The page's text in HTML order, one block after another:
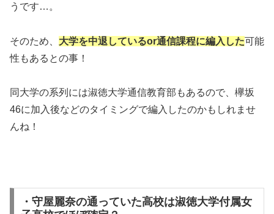
うです…。
そのため、 大学を中退しているor通信課程に編入した可能
性もあるとの事！
同大学の系列には淑徳大学通信教育部もあるので、欅坂
46に加入後などのタイミングで編入したのかもしれませ
んね！
・守屋麗奈の通っていた高校は淑徳大学付属女